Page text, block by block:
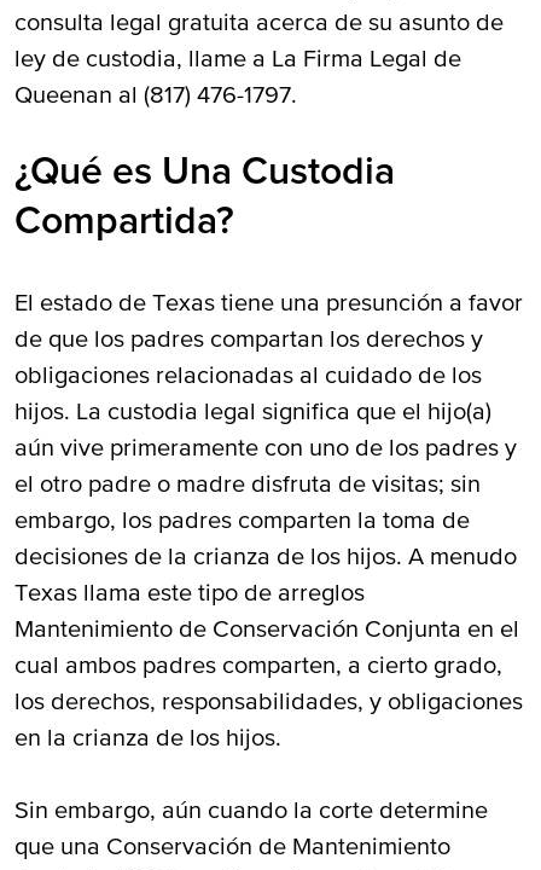
consulta legal gratuita acerca de su asunto de
ley de custodia, llame a La Firma Legal de
Queenan al (817) 476-1797.
¿Qué es Una Custodia
Compartida?
El estado de Texas tiene una presunción a favor
de que los padres compartan los derechos y
obligaciones relacionadas al cuidado de los
hijos. La custodia legal significa que el hijo(a)
aún vive primeramente con uno de los padres y
el otro padre o madre disfruta de visitas; sin
embargo, los padres comparten la toma de
decisiones de la crianza de los hijos. A menudo
Texas llama este tipo de arreglos
Mantenimiento de Conservación Conjunta en el
cual ambos padres comparten, a cierto grado,
los derechos, responsabilidades, y obligaciones
en la crianza de los hijos.
Sin embargo, aún cuando la corte determine
que una Conservación de Mantenimiento